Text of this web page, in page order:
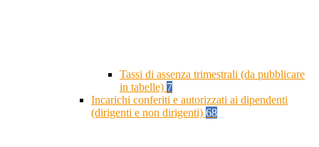
Tassi di assenza trimestrali (da pubblicare
in tabelle) 7
Incarichi conferiti e autorizzati ai dipendenti
(dirigenti e non dirigenti) 68